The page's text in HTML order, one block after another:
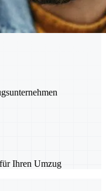
Ihren Umzug